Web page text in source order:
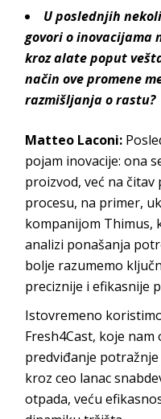
U poslednjih
govori o inovacijama
kroz alate poput
način ove promene
razmišljanja o rastu?
Matteo Laconi:
pojam inovacije: ona
proizvod, već na
procesu, na primer,
kompanijom Thimus,
analizi ponašanja
bolje razumemo
preciznije i efikasnije
Istovremeno
Fresh4Cast, koje
predviđanje
kroz ceo lanac
otpada, veću